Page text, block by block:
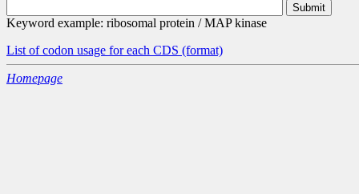
Keyword example: ribosomal protein / MAP kinase
List of codon usage for each CDS (format)
Homepage